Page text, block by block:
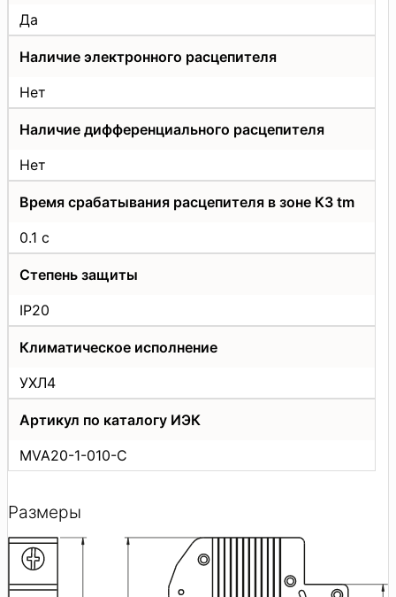
Да
Наличие электронного расцепителя
Нет
Наличие дифференциального расцепителя
Нет
Время срабатывания расцепителя в зоне КЗ tm
0.1 с
Степень защиты
IP20
Климатическое исполнение
УХЛ4
Артикул по каталогу ИЭК
MVA20-1-010-C
Размеры